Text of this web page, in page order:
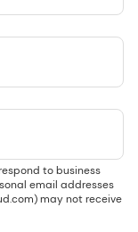
to business
email addresses
may not receive